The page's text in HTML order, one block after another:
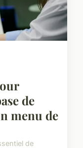
de
menu de
de